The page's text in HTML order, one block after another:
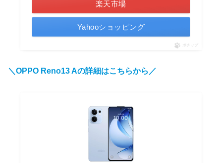
楽天市場
Yahooショッピング
ポチップ
＼OPPO Reno13 Aの詳細はこちらから／